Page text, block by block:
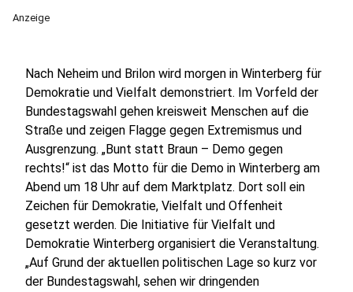
Anzeige
Nach Neheim und Brilon wird morgen in Winterberg für
Demokratie und Vielfalt demonstriert. Im Vorfeld der
Bundestagswahl gehen kreisweit Menschen auf die
Straße und zeigen Flagge gegen Extremismus und
Ausgrenzung. „Bunt statt Braun – Demo gegen
rechts!“ ist das Motto für die Demo in Winterberg am
Abend um 18 Uhr auf dem Marktplatz. Dort soll ein
Zeichen für Demokratie, Vielfalt und Offenheit
gesetzt werden. Die Initiative für Vielfalt und
Demokratie Winterberg organisiert die Veranstaltung.
„Auf Grund der aktuellen politischen Lage so kurz vor
der Bundestagswahl, sehen wir dringenden